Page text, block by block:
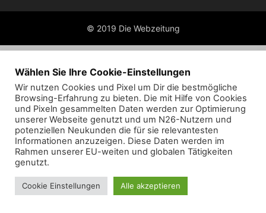
© 2019 Die Webzeitung
Wählen Sie Ihre Cookie-Einstellungen
Wir nutzen Cookies und Pixel um Dir die bestmögliche
Browsing-Erfahrung zu bieten. Die mit Hilfe von Cookies
und Pixeln gesammelten Daten werden zur Optimierung
unserer Webseite genutzt und um N26-Nutzern und
potenziellen Neukunden die für sie relevantesten
Informationen anzuzeigen. Diese Daten werden im
Rahmen unserer EU-weiten und globalen Tätigkeiten
genutzt.
Cookie Einstellungen Alle akzeptieren